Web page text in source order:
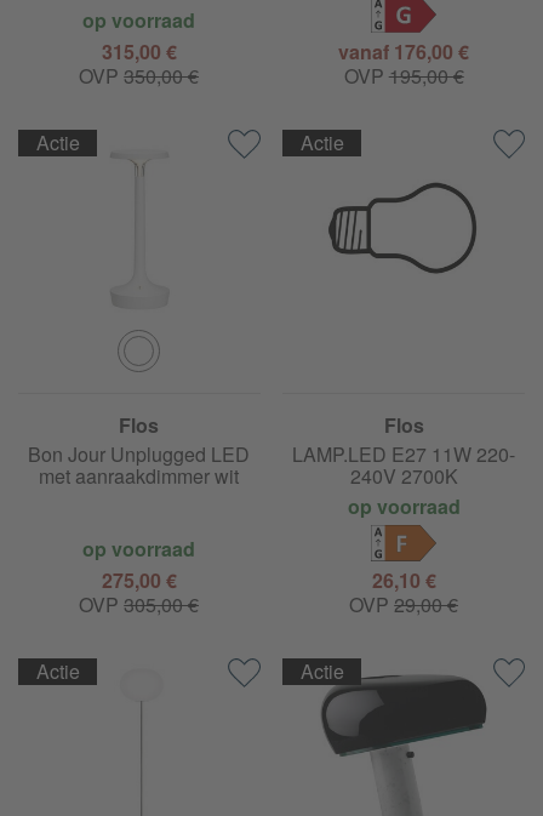
op voorraad
315,00 €
OVP350,00 €
G
vanaf 176,00 €
OVP 195,00 €
Flos
Bon Jour Unplugged LED
met aanraakdimmer wit
op voorraad
275,00 €
OVP305,00 €
Actie
Flos
LAMP.LED E27 11W 220-
240V 2700K
op voorraad
F
26,10 €
OVP29,00 €
Actie
Actie Actie